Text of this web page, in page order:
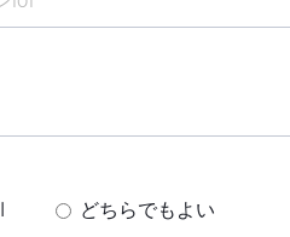
どちらでもよい